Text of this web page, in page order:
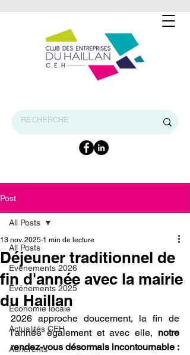
BIENVENUE SUR LE SITE INTERNET DU CEH
Post
All Posts
Evénements 2026
Evénements 2025
Economie locale
Actualités CEH
Adhérents
All Posts
Déjeuner traditionnel de
fin d'année avec la mairie
du Haillan
13 nov. 2025 1 min de lecture
2026 approche doucement, la fin de
l'année également et avec elle, notre
rendez-vous désormais incontournable :